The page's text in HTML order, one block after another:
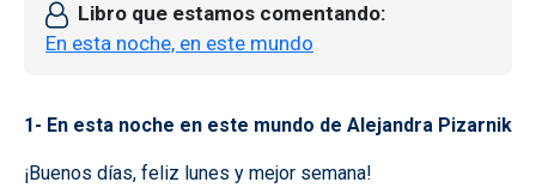
Libro que estamos comentando
En esta noche, en este mundo
1- En esta noche en este mundo de Alejandra Pizarnik
¡Buenos días, feliz lunes y mejor semana!